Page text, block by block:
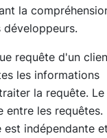
la
requête d'un
les informations
la requête. Le
entre les requêtes.
est indépendante